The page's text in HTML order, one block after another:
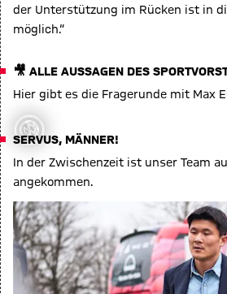
der Unterstützung im Rücken ist in
möglich.“
🎥 ALLE AUSSAGEN DES
Hier gibt es die Fragerunde mit Max
ist
occurred,
try again
SERVUS, MÄNNER!
In der Zwischenzeit ist unser Team
angekommen.